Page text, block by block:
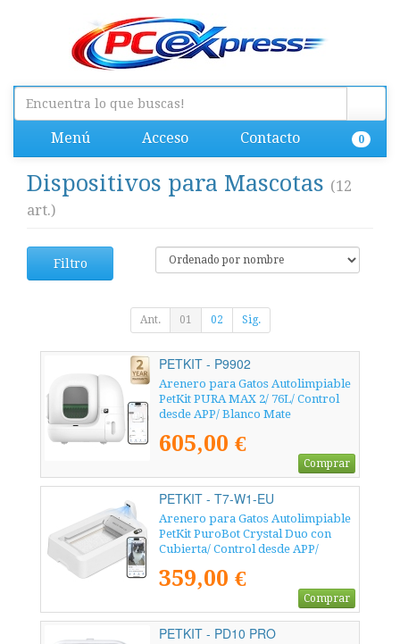
Menú Acceso Contacto 0
Dispositivos para Mascotas (12
art.)
Filtro
Ant. 01 02 Sig.
PETKIT - P9902
Arenero para Gatos Autolimpiable
PetKit PURA MAX 2/ 76L/ Control
desde APP/ Blanco Mate
605,00 €
Comprar
PETKIT - T7-W1-EU
Arenero para Gatos Autolimpiable
PetKit PuroBot Crystal Duo con
Cubierta/ Control desde APP/
359,00 €
Comprar
PETKIT - PD10 PRO